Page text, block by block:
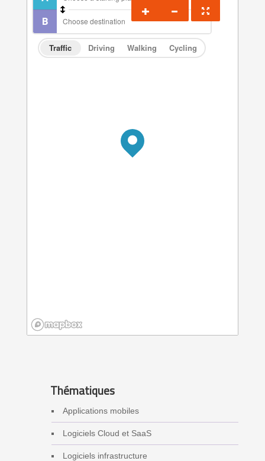
Traffic Driving Walking Cycling
Thématiques
Applications mobiles
Logiciels Cloud et SaaS
Logiciels infrastructure